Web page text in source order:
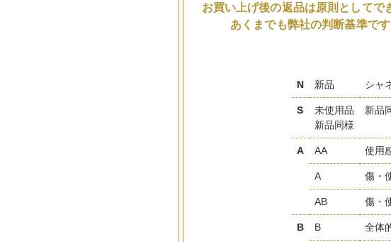
お買い上げ後の返品は原則としてで
あくまでも弊社の判断基準で
N 新品 シャ
S
未使用品
新品同様
新品
A AA 使用
A 傷・
AB 傷・
B B 全体